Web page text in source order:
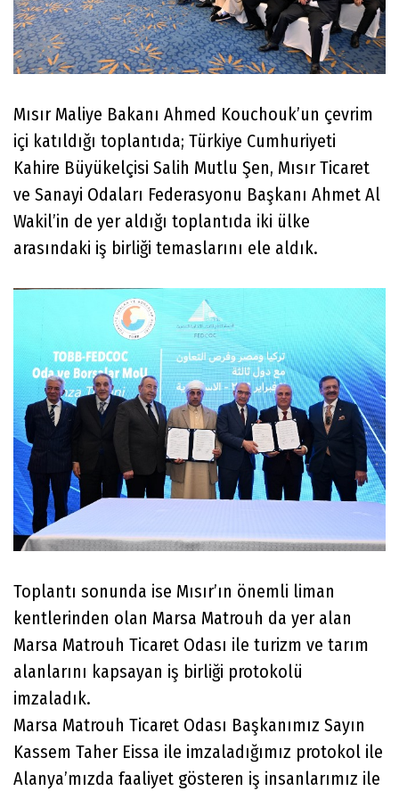
Mısır Maliye Bakanı Ahmed Kouchouk’un çevrim
içi katıldığı toplantıda; Türkiye Cumhuriyeti
Kahire Büyükelçisi Salih Mutlu Şen, Mısır Ticaret
ve Sanayi Odaları Federasyonu Başkanı Ahmet Al
Wakil’in de yer aldığı toplantıda iki ülke
arasındaki iş birliği temaslarını ele aldık.
Toplantı sonunda ise Mısır’ın önemli liman
kentlerinden olan Marsa Matrouh da yer alan
Marsa Matrouh Ticaret Odası ile turizm ve tarım
alanlarını kapsayan iş birliği protokolü
imzaladık.
Marsa Matrouh Ticaret Odası Başkanımız Sayın
Kassem Taher Eissa ile imzaladığımız protokol ile
Alanya’mızda faaliyet gösteren iş insanlarımız ile